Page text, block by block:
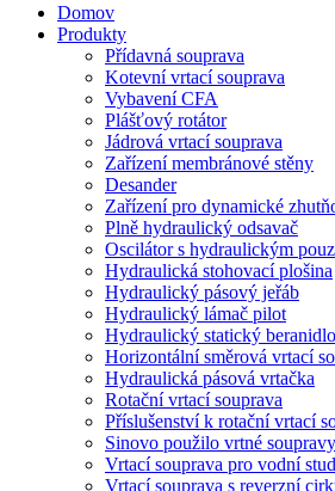
Domov
Produkty
Přídavná souprava
Kotevní vrtací souprava
Vybavení CFA
Plášťový rotátor
Jádrová vrtací souprava
Zařízení membránové stěny
Desander
Zařízení pro dynamické
Plně hydraulický odsavač
Oscilátor s hydraulickým
Hydraulická stohovací plošina
Hydraulický pásový jeřáb
Hydraulický lámač pilot
Hydraulický statický beranidlo
Horizontální směrová vrtací
Hydraulická pásová vrtačka
Rotační vrtací souprava
Příslušenství k rotační vrtací
Sinovo použilo vrtné soupravy
Vrtací souprava pro vodní
Vrtací souprava s reverzní